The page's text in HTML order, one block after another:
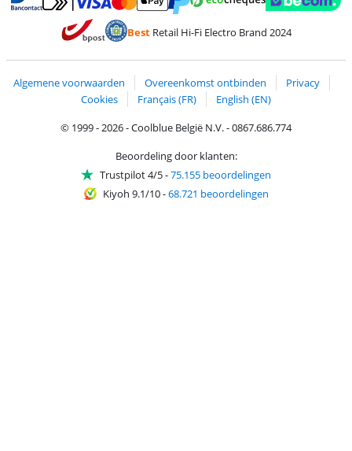
Betalen met Bancontact
Betalen met MasterCard en Visa via ClickToPay
Betalen met PayPal
BestRetail Hi-Fi Electro Brand 2024
Algemene voorwaarden Overeenkomst ontbinden
Privacy
Cookies
Français (FR)
English (EN)
© 1999 - 2026 - Coolblue België N.V. - 0867.686.774
Beoordeling door klanten:
Trustpilot 4/5-75.155 beoordelingen
Kiyoh 9.1/10-68.721 beoordelingen